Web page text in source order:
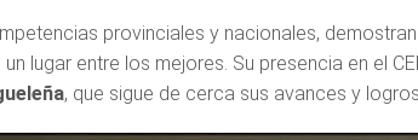
provinciales y nacionales,
lugar entre los mejores. Su presencia en el
, que sigue de cerca sus avances y